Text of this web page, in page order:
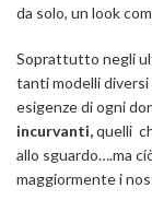
da solo, un look
Soprattutto negli
tanti modelli diversi
esigenze di ogni
incurvanti,quelli
allo sguardo….ma
maggiormente i